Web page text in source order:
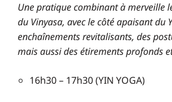
Une pratique combinant à merveille
du Vinyasa, avec le côté apaisant du
enchaînements revitalisants, des
mais aussi des étirements profonds
16h30 – 17h30 (YIN YOGA)